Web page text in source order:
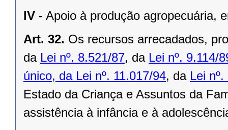
IV - Apoio à produção agropecuária,
Art. 32. Os recursos arrecadados,
da Lei nº. 8.521/87, da Lei nº. 9.114/
único, da Lei nº. 11.017/94, da Lei
Estado da Criança e Assuntos da
assistência à infância e à